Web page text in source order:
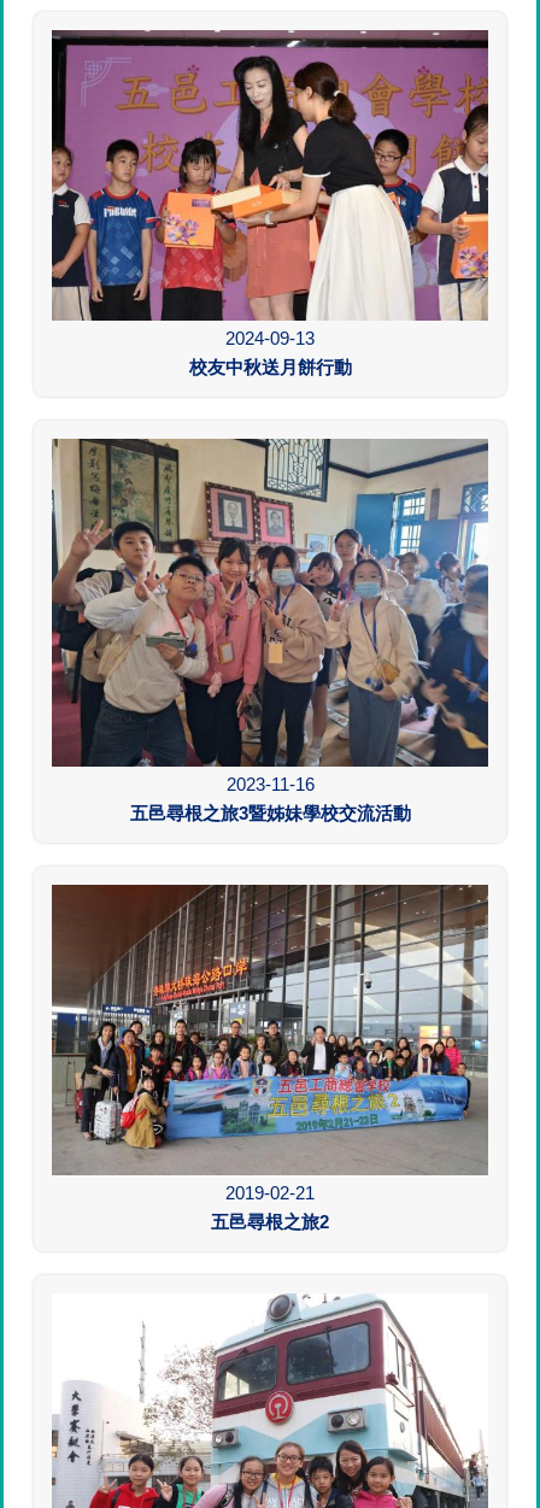
2024-09-13
校友中秋送月餅行動
2023-11-16
五邑尋根之旅3暨姊妹學校交流活動
2019-02-21
五邑尋根之旅2